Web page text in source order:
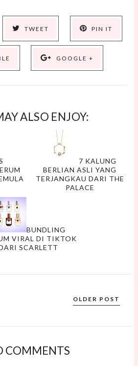
TWEET PIN IT
GOOGLE +
ALSO ENJOY:
7 KALUNG
BERLIAN ASLI YANG
TERJANGKAU DARI THE
PALACE
BUNDLING
VIRAL DI TIKTOK
SCARLETT
OLDER POST
COMMENTS